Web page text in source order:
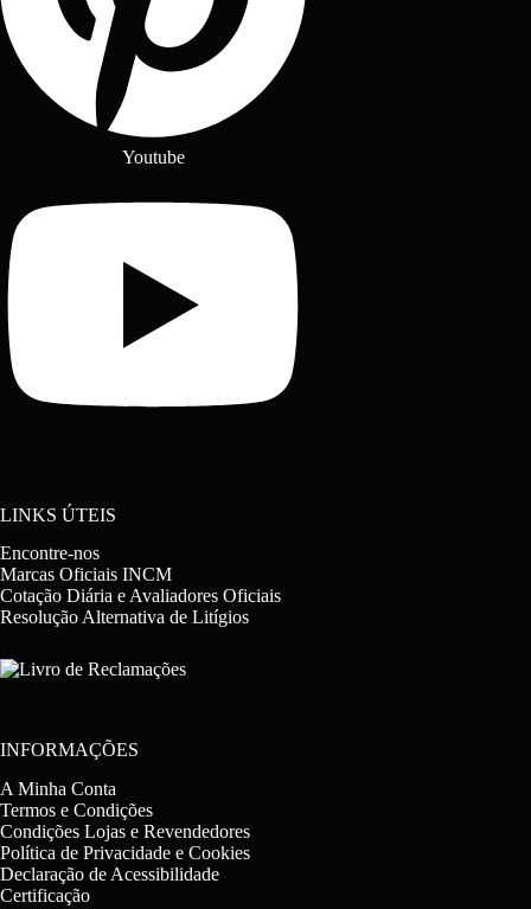
Youtube
LINKS ÚTEIS
Encontre-nos
Marcas Oficiais INCM
Cotação Diária e Avaliadores Oficiais
Resolução Alternativa de Litígios
INFORMAÇÕES
A Minha Conta
Termos e Condições
Condições Lojas e Revendedores
Política de Privacidade e Cookies
Declaração de Acessibilidade
Certificação